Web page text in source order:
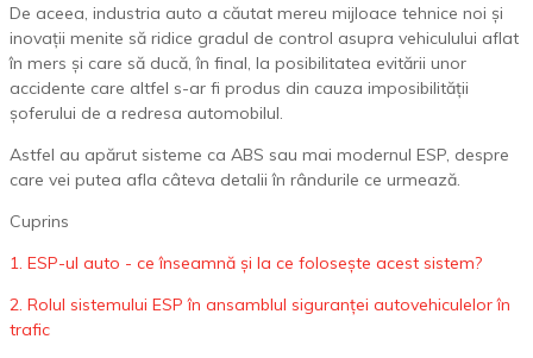
De aceea, industria auto a căutat mereu mijloace tehnice noi și
inovații menite să ridice gradul de control asupra vehiculului aflat
în mers și care să ducă, în final, la posibilitatea evitării unor
accidente care altfel s-ar fi produs din cauza imposibilității
șoferului de a redresa automobilul.
Astfel au apărut sisteme ca ABS sau mai modernul ESP, despre
care vei putea afla câteva detalii în rândurile ce urmează.
Cuprins
1. ESP-ul auto - ce înseamnă și la ce folosește acest sistem?
2. Rolul sistemului ESP în ansamblul siguranței autovehiculelor în
trafic